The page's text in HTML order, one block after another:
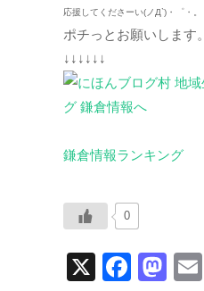
応援してくださーい(ノД`)・゜・。
ポチっとお願いします。
↓↓↓↓↓↓
鎌倉情報ランキング
0
X
F
M